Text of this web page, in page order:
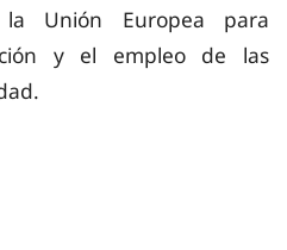
Unión Europea para
y el empleo de las